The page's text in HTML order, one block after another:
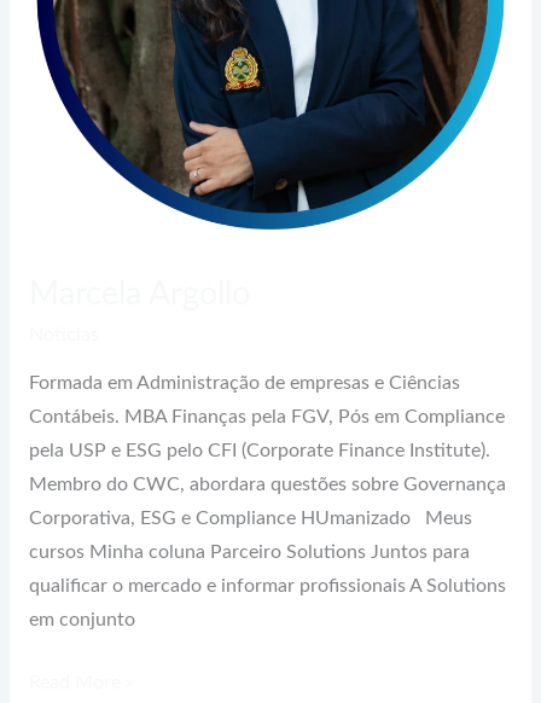
Formada em Administração de empresas e Ciências
Contábeis. MBA Finanças pela FGV, Pós em Compliance
pela USP e ESG pelo CFI (Corporate Finance Institute).
Membro do CWC, abordara questões sobre Governança
Corporativa, ESG e Compliance HUmanizado Meus
cursos Minha coluna Parceiro Solutions Juntos para
qualificar o mercado e informar profissionais A Solutions
em conjunto